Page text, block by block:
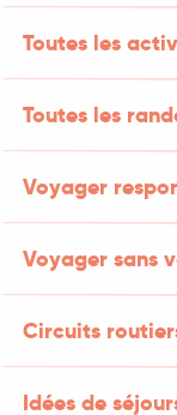
Toutes les
Toutes les
Voyager
Voyager sans
Circuits
Idées de